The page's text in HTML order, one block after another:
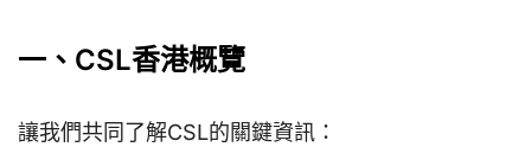
一、CSL香港概覽
讓我們共同了解CSL的關鍵資訊：